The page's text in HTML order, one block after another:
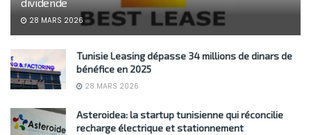
dividende
28 MARS 2026
Tunisie Leasing dépasse 34 millions de dinars de
bénéfice en 2025
28 MARS 2026
Asteroidea: la startup tunisienne qui réconcilie
recharge électrique et stationnement